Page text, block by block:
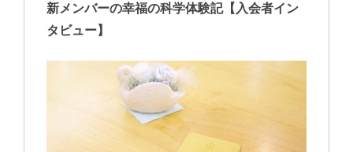
新メンバーの幸福の科学体験記【入会者イン
タビュー】